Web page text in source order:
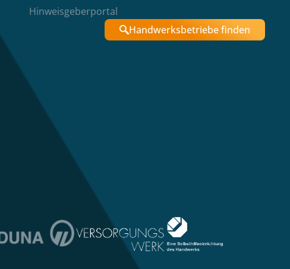
Hinweisgeberportal
Handwerksbetriebe finden